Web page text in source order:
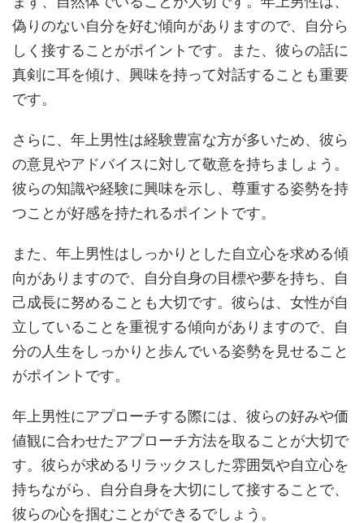
偽りのない自分を好む傾向がありますので、自分ら
しく接することがポイントです。また、彼らの話に
真剣に耳を傾け、興味を持って対話することも重要
です。
さらに、年上男性は経験豊富な方が多いため、彼ら
の意見やアドバイスに対して敬意を持ちましょう。
彼らの知識や経験に興味を示し、尊重する姿勢を持
つことが好感を持たれるポイントです。
また、年上男性はしっかりとした自立心を求める傾
向がありますので、自分自身の目標や夢を持ち、自
己成長に努めることも大切です。彼らは、女性が自
立していることを重視する傾向がありますので、自
分の人生をしっかりと歩んでいる姿勢を見せること
がポイントです。
年上男性にアプローチする際には、彼らの好みや価
値観に合わせたアプローチ方法を取ることが大切で
す。彼らが求めるリラックスした雰囲気や自立心を
持ちながら、自分自身を大切にして接することで、
彼らの心を掴むことができるでしょう。